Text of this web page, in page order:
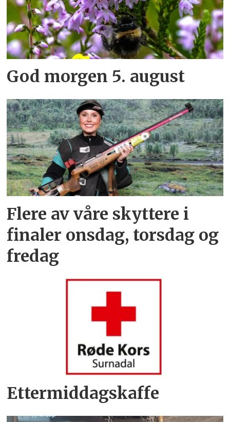
God morgen 5. august
Flere av våre skyttere i
finaler onsdag, torsdag og
fredag
Ettermiddagskaffe